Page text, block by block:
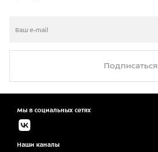
Подписаться
Мы в социальных сетях
Наши каналы